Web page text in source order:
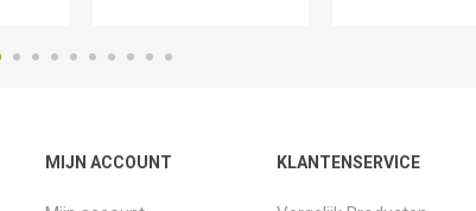
MIJN ACCOUNT KLANTENSERVICE